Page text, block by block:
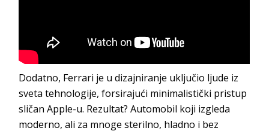
Dodatno, Ferrari je u dizajniranje uključio ljude iz
sveta tehnologije, forsirajući minimalistički pristup
sličan Apple-u. Rezultat? Automobil koji izgleda
moderno, ali za mnoge sterilno, hladno i bez